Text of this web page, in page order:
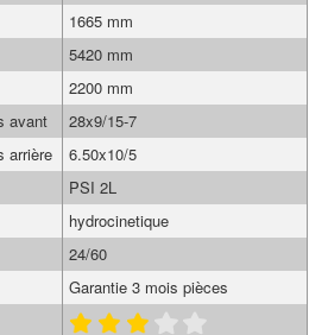
1665 mm
5420 mm
2200 mm
avant
28x9/15-7
arrière
6.50x10/5
PSI 2L
hydrocinetique
24/60
Garantie 3 mois pièces